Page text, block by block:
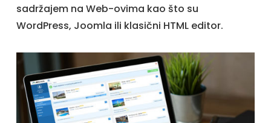
sadržajem na Web-ovima kao što su
WordPress, Joomla ili klasični HTML editor.